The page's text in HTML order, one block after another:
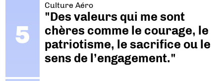
Culture Aéro
"Des valeurs qui me sont
chères comme le courage, le
patriotisme, le sacrifice ou le
sens de l’engagement."